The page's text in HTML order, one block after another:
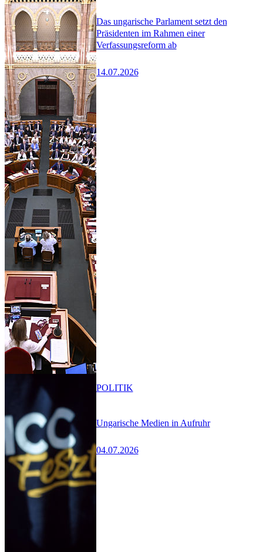
Das ungarische Parlament setzt den
Präsidenten im Rahmen einer
Verfassungsreform ab
14.07.2026
Ungarische Medien in Aufruhr
04.07.2026
POLITIK